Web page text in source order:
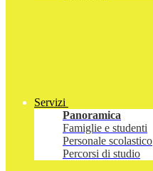
Servizi
Panoramica
Famiglie e studenti
Personale scolastico
Percorsi di studio